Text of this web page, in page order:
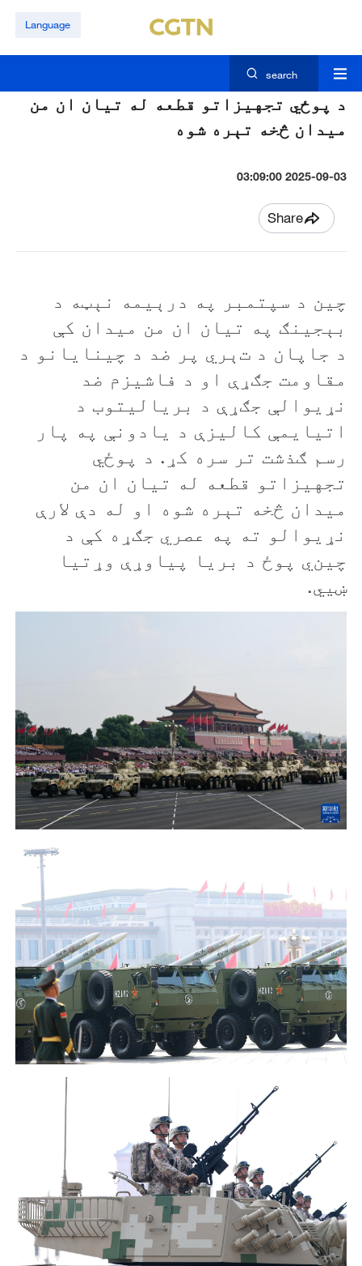
Language
search
د پوځي تجهيزاتو قطعه له تيان ان من
ميدان څخه تېره شوه
2025-09-03 03:09:00
Share
چين د سپتمبر په درېیمه نېټه د
بېجينګ په تیان ان من ميدان کې
د جاپان د ت ېري پر ضد د چينايانو د
مقاومت جګړې او د فاشيزم ضد
نړيوالې جګړې د بريالیتوب د
اتيايمې کاليزې د يادونې په پار
رسم ګذشت تر سره کړ. د پوځي
تجهيزاتو قطعه له تيان ان من
ميدان څخه تېره شوه او له دې لارې
نړيوالو ته په عصري جګړه کې د
چيني پوځ د بريا پياوړې وړتيا
ښيي.